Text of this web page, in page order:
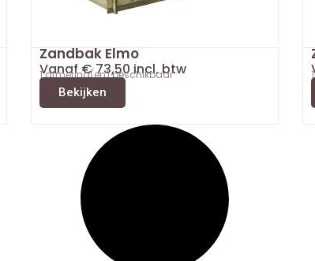
Zandbak Elmo
Vanaf€73,50incl. btw
1 afmeting(en) beschikbaar
Bekijken